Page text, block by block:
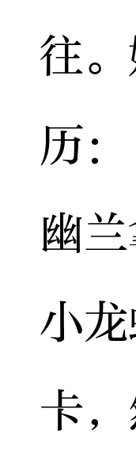
往
历
幽
小
卡